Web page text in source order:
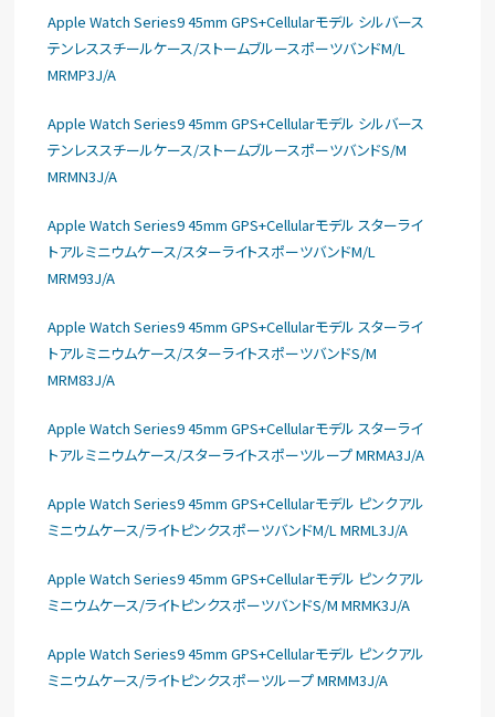
Apple Watch Series9 45mm GPS+Cellularモデル シルバース
テンレススチールケース/ストームブルースポーツバンドM/L
MRMP3J/A
Apple Watch Series9 45mm GPS+Cellularモデル シルバース
テンレススチールケース/ストームブルースポーツバンドS/M
MRMN3J/A
Apple Watch Series9 45mm GPS+Cellularモデル スターライ
トアルミニウムケース/スターライトスポーツバンドM/L
MRM93J/A
Apple Watch Series9 45mm GPS+Cellularモデル スターライ
トアルミニウムケース/スターライトスポーツバンドS/M
MRM83J/A
Apple Watch Series9 45mm GPS+Cellularモデル スターライ
トアルミニウムケース/スターライトスポーツループ MRMA3J/A
Apple Watch Series9 45mm GPS+Cellularモデル ピンクアル
ミニウムケース/ライトピンクスポーツバンドM/L MRML3J/A
Apple Watch Series9 45mm GPS+Cellularモデル ピンクアル
ミニウムケース/ライトピンクスポーツバンドS/M MRMK3J/A
Apple Watch Series9 45mm GPS+Cellularモデル ピンクアル
ミニウムケース/ライトピンクスポーツループ MRMM3J/A